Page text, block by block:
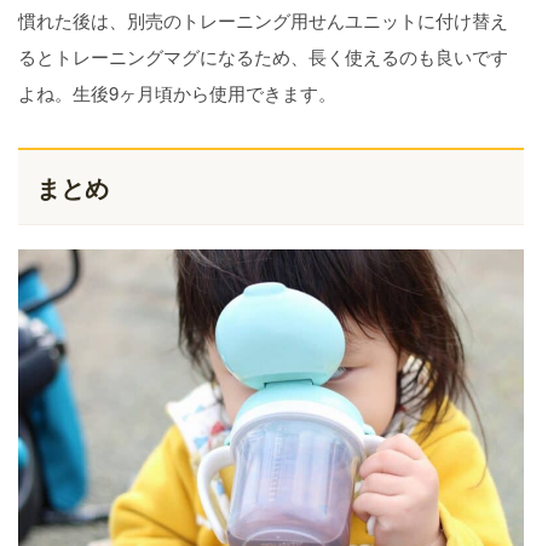
慣れた後は、別売のトレーニング用せんユニットに付け替え
るとトレーニングマグになるため、長く使えるのも良いです
よね。生後9ヶ月頃から使用できます。
まとめ